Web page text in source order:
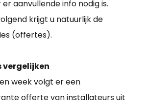
aanvullende info nodig is.
krijgt u natuurlijk de
(offertes).
vergelijken
week volgt er een
offerte van installateurs uit